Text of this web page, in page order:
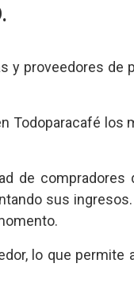
y proveedores
Todoparacafé
de
sus
lo que